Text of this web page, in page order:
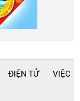
ĐIỆN TỬ VIỆC